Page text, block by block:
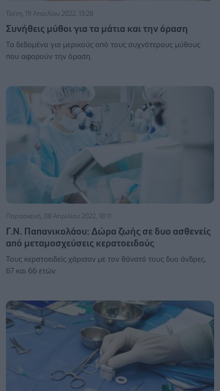
Τρίτη, 19 Απριλίου 2022, 13:28
Συνήθεις μύθοι για τα μάτια και την όραση
Τα δεδομένα για μερικούς από τους συχνότερους μύθους
που αφορούν την όραση.
Παρασκευή, 08 Απριλίου 2022, 18:11
Γ.Ν. Παπανικολάου: Δώρα ζωής σε δυο ασθενείς
από μεταμοσχεύσεις κερατοειδούς
Τους κερατοειδείς χάρισαν με τον θάνατό τους δυο άνδρες,
67 και 66 ετών.